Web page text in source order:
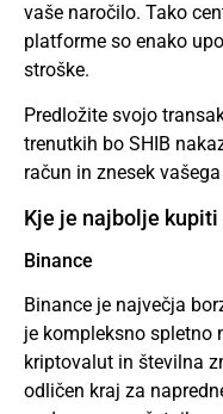
vaše naročilo. Tako
platforme so enako
stroške.
Predložite svojo
trenutkih bo SHIB
račun in znesek
Kje je najbolje kupiti
Binance
Binance je največja
je kompleksno spletno
kriptovalut in številna
odličen kraj za